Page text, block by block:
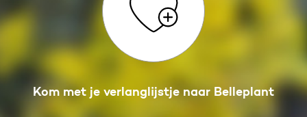
Kom met je verlanglijstje naar Belleplant